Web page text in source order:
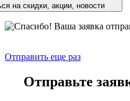
на скидки, акции, новости
Отправить еще раз
Отправьте